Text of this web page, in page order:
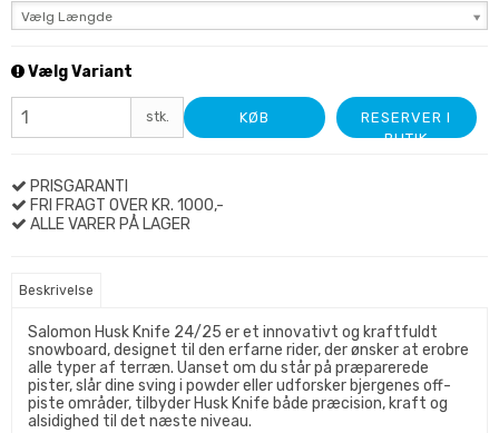
Vælg Længde
Vælg Variant
stk. KØB
RESERVER I
BUTIK
PRISGARANTI
FRI FRAGT OVER KR. 1000,-
ALLE VARER PÅ LAGER
Beskrivelse
Salomon Husk Knife 24/25 er et innovativt og kraftfuldt
snowboard, designet til den erfarne rider, der ønsker at erobre
alle typer af terræn. Uanset om du står på præparerede
pister, slår dine sving i powder eller udforsker bjergenes off-
piste områder, tilbyder Husk Knife både præcision, kraft og
alsidighed til det næste niveau.